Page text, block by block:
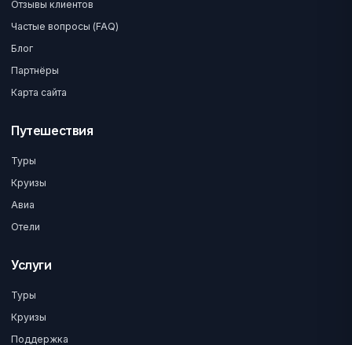
Отзывы клиентов
Частые вопросы (FAQ)
Блог
Партнёры
Карта сайта
Путешествия
Туры
Круизы
Авиа
Отели
Услуги
Туры
Круизы
Поддержка